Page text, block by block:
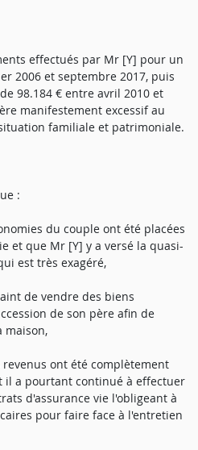
effectués par Mr [Y] pour un
2006 et septembre 2017, puis
98.184 € entre avril 2010 et
manifestement excessif au
familiale et patrimoniale.
:
du couple ont été placées
et que Mr [Y] y a versé la quasi-
est très exagéré,
de vendre des biens
de son père afin de
maison,
ont été complètement
il a pourtant continué à effectuer
d'assurance vie l'obligeant à
pour faire face à l'entretien